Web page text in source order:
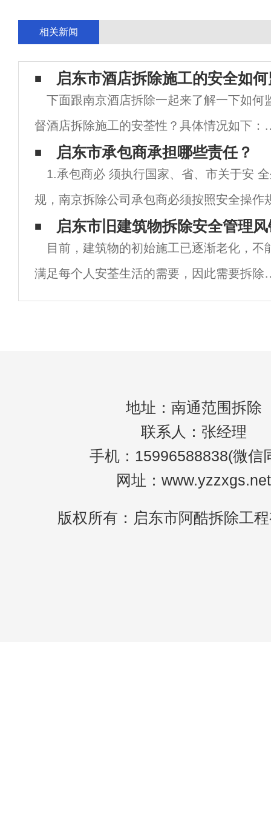
相关新闻
启东市酒店拆除施工的安全如
下面跟南京酒店拆除一起来了解一下如何
督酒店拆除施工的安荃性？具体情况如下：
拆迁工程施工组织设计和安荃专项施工方案
批准后实施；施工过程中发生变化时，应当
行相应的审批论证程序。2.拆除工程施工前
启东市承包商承担哪些责任？
1.承包商必 须执行国家、省、市关于安
规，南京拆除公司承包商必须按照安全操作
的规章制度。2.承包人对施工人员的人身安
违反安 全技术操作规范造成的安 全事故
启东市旧建筑物拆除安全管理
目前，建筑物的初始施工已逐渐老化，不
满足每个人安荃生活的需要，因此需要拆除
重建，因此在旧建筑物的拆除施工中应注意
地址：南通范围拆除
联系人：张经理
手机：15996588838(微信
网址：www.yzzxgs.net
版权所有：启东市阿酷拆除工